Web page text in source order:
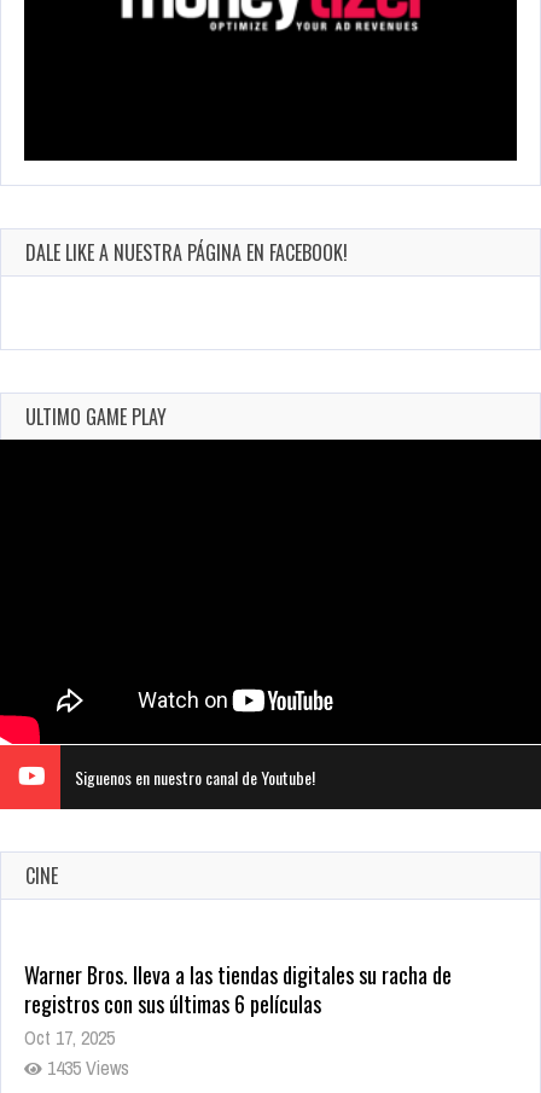
DALE LIKE A NUESTRA PÁGINA EN FACEBOOK!
ULTIMO GAME PLAY
Siguenos en nuestro canal de Youtube!
CINE
Warner Bros. lleva a las tiendas digitales su racha de
registros con sus últimas 6 películas
Oct 17, 2025
1435 Views